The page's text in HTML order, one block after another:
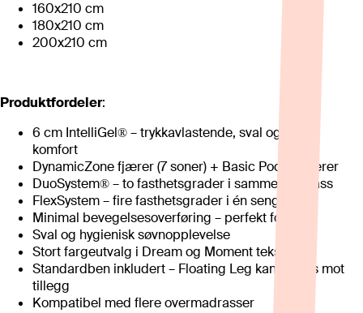
160x210 cm
180x210 cm
200x210 cm
Produktfordeler:
6 cm IntelliGel® – trykkavlastende, sval og lydløs
komfort
DynamicZone fjærer (7 soner) + Basic Pocket fjærer
DuoSystem® – to fasthetsgrader i samme madrass
FlexSystem – fire fasthetsgrader i én seng
Minimal bevegelsesoverføring – perfekt for par
Sval og hygienisk søvnopplevelse
Stort fargeutvalg i Dream og Moment tekstiler
Standardben inkludert – Floating Leg kan velges mot
tillegg
Kompatibel med flere overmadrasser